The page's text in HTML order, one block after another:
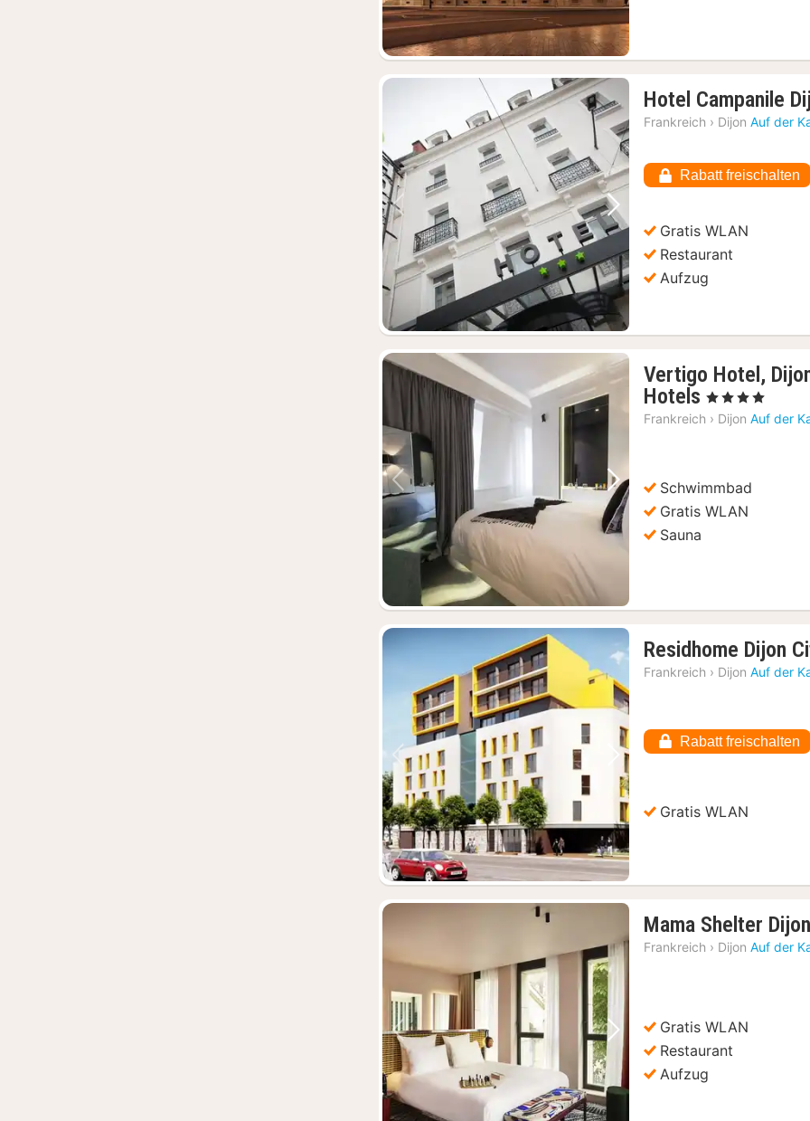
Vorheriges Bild Nächstes Bild
Hotel Campanile
Frankreich › Dijon Auf der
Rabatt freischalten
Gratis WLAN
Restaurant
Aufzug
Vorheriges Bild Nächstes Bild
Vertigo Hotel,
Hotels 1
Nacht
€
, 4 Sterne
Frankreich › Dijon Auf der
Schwimmbad
Gratis WLAN
Sauna
Vorheriges Bild Nächstes Bild
Residhome Dijon
Frankreich › Dijon Auf der
Rabatt freischalten
Gratis WLAN
Vorheriges Bild Nächstes Bild
Mama Shelter Dijon
Frankreich › Dijon Auf der
Gratis WLAN
Restaurant
Aufzug